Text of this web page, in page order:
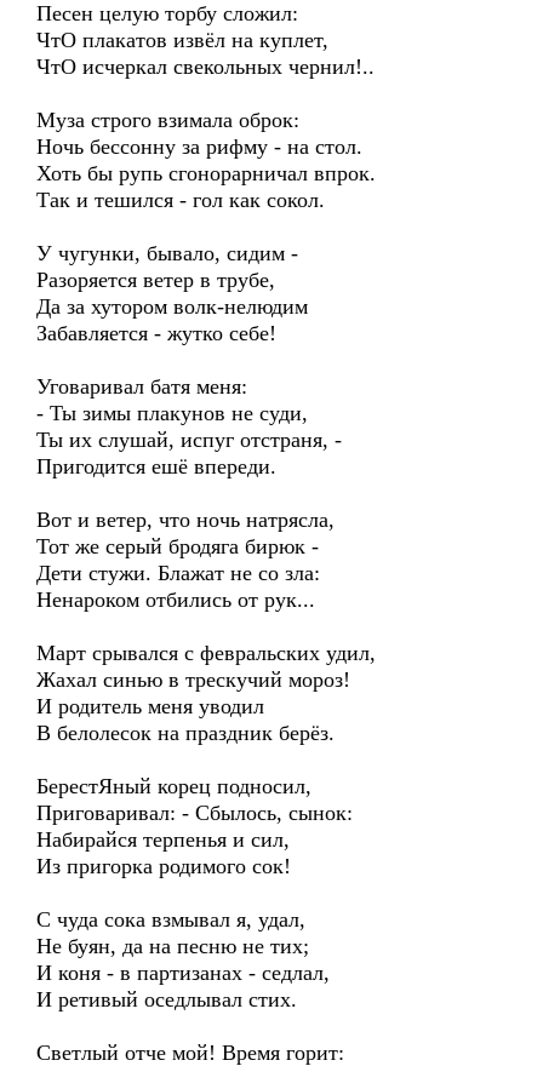
Песен целую торбу сложил:
ЧтО плакатов извёл на куплет,
ЧтО исчеркал свекольных чернил!..
Муза строго взимала оброк:
Ночь бессонну за рифму - на стол.
Хоть бы рупь сгонорарничал впрок.
Так и тешился - гол как сокол.
У чугунки, бывало, сидим -
Разоряется ветер в трубе,
Да за хутором волк-нелюдим
Забавляется - жутко себе!
Уговаривал батя меня:
- Ты зимы плакунов не суди,
Ты их слушай, испуг отстраня, -
Пригодится ешё впереди.
Вот и ветер, что ночь натрясла,
Тот же серый бродяга бирюк -
Дети стужи. Блажат не со зла:
Ненароком отбились от рук...
Март срывался с февральских удил,
Жахал синью в трескучий мороз!
И родитель меня уводил
В белолесок на праздник берёз.
БерестЯный корец подносил,
Приговаривал: - Сбылось, сынок:
Набирайся терпенья и сил,
Из пригорка родимого сок!
С чуда сока взмывал я, удал,
Не буян, да на песню не тих;
И коня - в партизанах - седлал,
И ретивый оседлывал стих.
Светлый отче мой! Время горит: